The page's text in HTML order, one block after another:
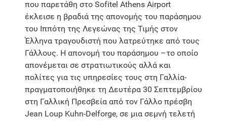
που παρετάθη στο Sofitel Athens Airport
έκλεισε η βραδιά της απονομής του παράσημου
του Ιππότη της Λεγεώνας της Τιμής στον
Έλληνα τραγουδιστή που λατρεύτηκε από τους
Γάλλους. Η απονομή του παράσημου –το οποίο
απονέμεται σε στρατιωτικούς αλλά και
πολίτες για τις υπηρεσίες τους στη Γαλλία-
πραγματοποιήθηκε τη Δευτέρα 30 Σεπτεμβρίου
στη Γαλλική Πρεσβεία από τον Γάλλο πρέσβη
Jean Loup Kuhn-Delforge, σε μια σεμνή τελετή